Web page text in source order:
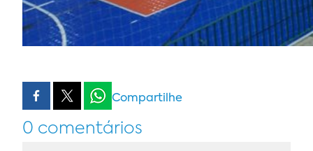
Compartilhe
0 comentários